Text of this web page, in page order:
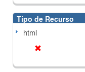
Tipo de Recurso
html